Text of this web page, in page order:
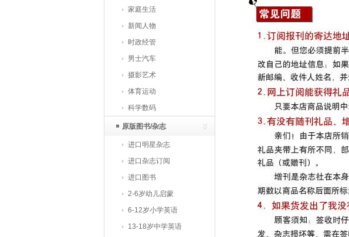
家庭生活
新闻人物
时政经管
男士汽车
摄影艺术
体育运动
科学数码
原版图书/杂志
进口明星杂志
进口杂志订阅
进口图书
2-6岁幼儿启蒙
6-12岁小学英语
13-18岁中学英语